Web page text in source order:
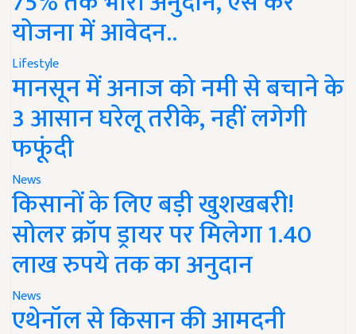
योजना में आवेदन..
Lifestyle
मानसून में अनाज को नमी से बचाने के
3 आसान घरेलू तरीके, नहीं लगेगी
फफूंदी
News
किसानों के लिए बड़ी खुशखबरी!
सोलर क्रॉप ड्रायर पर मिलेगा 1.40
लाख रुपये तक का अनुदान
News
एथेनॉल से किसान की आमदनी